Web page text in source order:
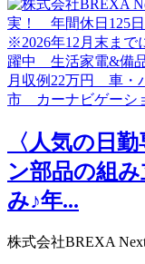
〈人気の日
ン部品の組
み♪年...
株式会社BREXA